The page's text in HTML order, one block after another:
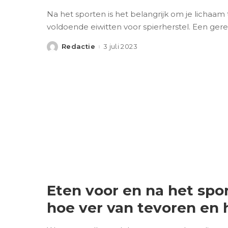
Na het sporten is het belangrijk om je lichaam
voldoende eiwitten voor spierherstel. Een
PostedRedactie 3 juli 2023
Eten voor en na het
hoe ver van tevoren en